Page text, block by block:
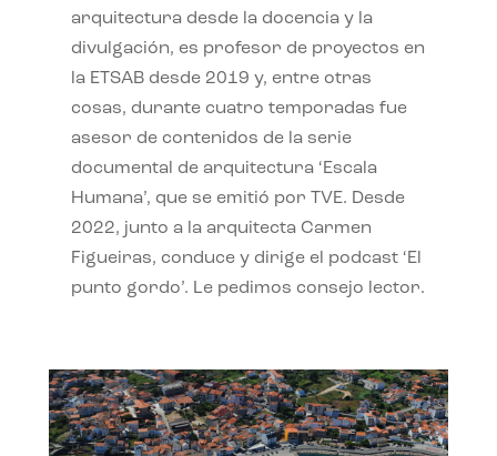
arquitectura desde la docencia y la
divulgación, es profesor de proyectos en
la ETSAB desde 2019 y, entre otras
cosas, durante cuatro temporadas fue
asesor de contenidos de la serie
documental de arquitectura ‘Escala
Humana’, que se emitió por TVE. Desde
2022, junto a la arquitecta Carmen
Figueiras, conduce y dirige el podcast ‘El
punto gordo’. Le pedimos consejo lector.